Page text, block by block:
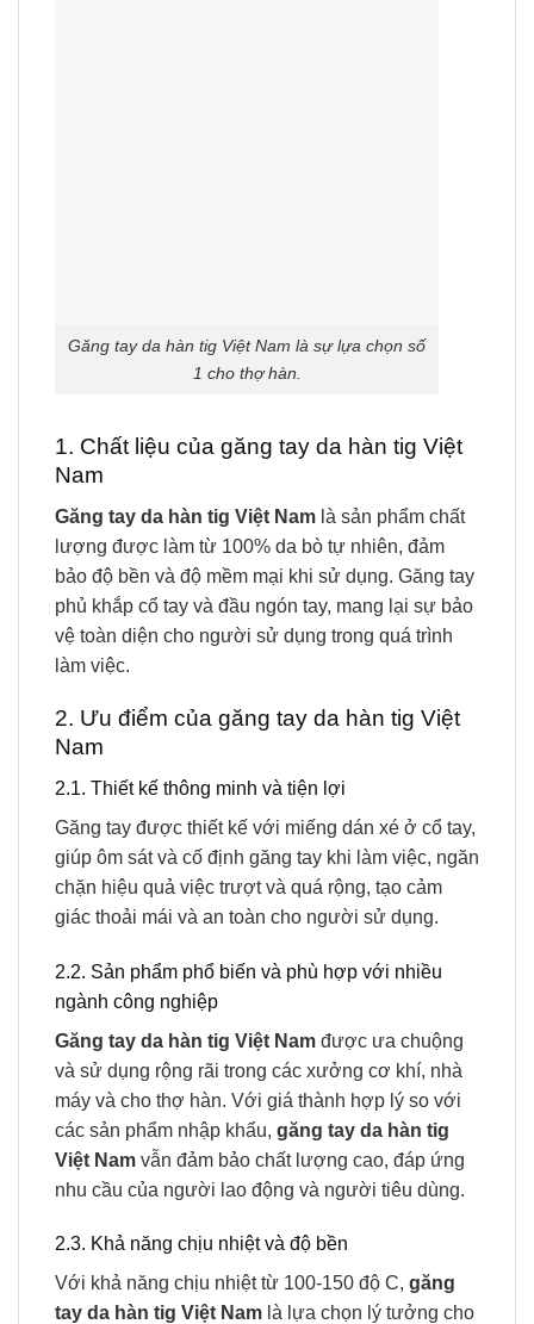
Găng tay da hàn tig Việt Nam là sự lựa chọn số
1 cho thợ hàn.
1. Chất liệu của găng tay da hàn tig Việt
Nam
Găng tay da hàn tig Việt Nam là sản phẩm chất
lượng được làm từ 100% da bò tự nhiên, đảm
bảo độ bền và độ mềm mại khi sử dụng. Găng tay
phủ khắp cổ tay và đầu ngón tay, mang lại sự bảo
vệ toàn diện cho người sử dụng trong quá trình
làm việc.
2. Ưu điểm của găng tay da hàn tig Việt
Nam
2.1. Thiết kế thông minh và tiện lợi
Găng tay được thiết kế với miếng dán xé ở cổ tay,
giúp ôm sát và cố định găng tay khi làm việc, ngăn
chặn hiệu quả việc trượt và quá rộng, tạo cảm
giác thoải mái và an toàn cho người sử dụng.
2.2. Sản phẩm phổ biến và phù hợp với nhiều
ngành công nghiệp
Găng tay da hàn tig Việt Nam được ưa chuộng
và sử dụng rộng rãi trong các xưởng cơ khí, nhà
máy và cho thợ hàn. Với giá thành hợp lý so với
các sản phẩm nhập khẩu, găng tay da hàn tig
Việt Nam vẫn đảm bảo chất lượng cao, đáp ứng
nhu cầu của người lao động và người tiêu dùng.
2.3. Khả năng chịu nhiệt và độ bền
Với khả năng chịu nhiệt từ 100-150 độ C, găng
tay da hàn tig Việt Nam là lựa chọn lý tưởng cho